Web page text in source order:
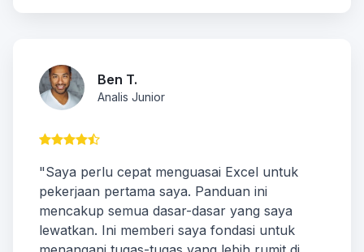
Ben T.
Analis Junior
"Saya perlu cepat menguasai Excel untuk
pekerjaan pertama saya. Panduan ini
mencakup semua dasar-dasar yang saya
lewatkan. Ini memberi saya fondasi untuk